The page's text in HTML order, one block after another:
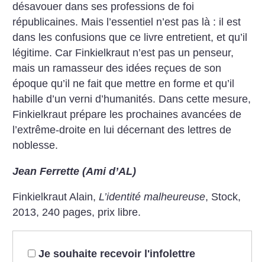
désavouer dans ses professions de foi
républicaines. Mais l’essentiel n’est pas là : il est
dans les confusions que ce livre entretient, et qu’il
légitime. Car Finkielkraut n’est pas un penseur,
mais un ramasseur des idées reçues de son
époque qu’il ne fait que mettre en forme et qu’il
habille d’un verni d’humanités. Dans cette mesure,
Finkielkraut prépare les prochaines avancées de
l’extrême-droite en lui décernant des lettres de
noblesse.
Jean Ferrette (Ami d’AL)
Finkielkraut Alain,L’identité malheureuse, Stock,
2013, 240 pages, prix libre.
Je souhaite recevoir l'infolettre